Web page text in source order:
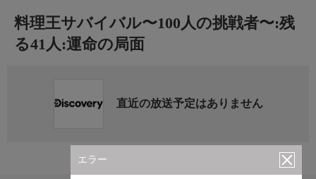
エラー
料理王サバイバル〜100人の挑戦者〜:残
る41人:運命の局面
直近の放送予定はありません